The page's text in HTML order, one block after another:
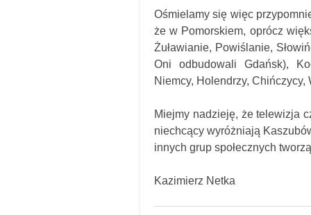
Ośmielamy się więc
że w Pomorskiem, oprócz
Żuławianie, Powiślanie,
Oni odbudowali Gdańsk),
Niemcy, Holendrzy,
Miejmy nadzieję, że telewizja
niechcący wyróżniają
innych grup społecznych
Kazimierz Netka